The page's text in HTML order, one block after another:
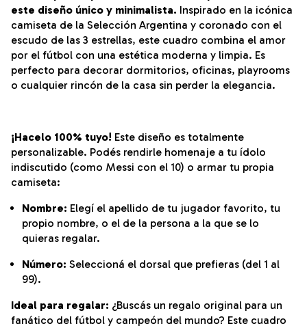
este diseño único y minimalista. Inspirado en la icónica
camiseta de la Selección Argentina y coronado con el
escudo de las 3 estrellas, este cuadro combina el amor
por el fútbol con una estética moderna y limpia. Es
perfecto para decorar dormitorios, oficinas, playrooms
o cualquier rincón de la casa sin perder la elegancia.
¡Hacelo 100% tuyo! Este diseño es totalmente
personalizable. Podés rendirle homenaje a tu ídolo
indiscutido (como Messi con el 10) o armar tu propia
camiseta:
Nombre: Elegí el apellido de tu jugador favorito, tu
propio nombre, o el de la persona a la que se lo
quieras regalar.
Número: Seleccioná el dorsal que prefieras (del 1 al
99).
Ideal para regalar: ¿Buscás un regalo original para un
fanático del fútbol y campeón del mundo? Este cuadro